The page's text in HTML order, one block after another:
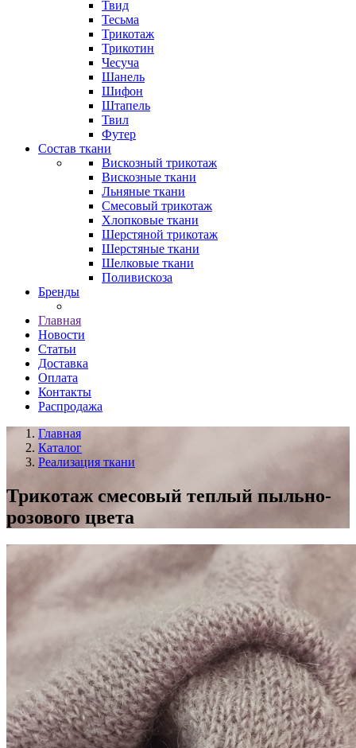
Твид
Тесьма
Трикотаж
Трикотин
Чесуча
Шанель
Шифон
Штапель
Твил
Футер
Состав ткани
Вискозный трикотаж
Вискозные ткани
Льняные ткани
Смесовый трикотаж
Хлопковые ткани
Шерстяной трикотаж
Шерстяные ткани
Шелковые ткани
Поливискоза
Бренды
Главная
Новости
Статьи
Доставка
Оплата
Контакты
Распродажа
Главная
Каталог
Реализация ткани
Трикотаж смесовый теплый пыльно-
розового цвета